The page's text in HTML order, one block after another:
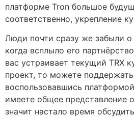
платформе Tron большое
соответственно, укрепление
Люди почти сразу же забыли о
когда всплыло его
вас устраивает текущий TRX
проект, то можете
воспользовавшись
имеете общее представление
значит настало время